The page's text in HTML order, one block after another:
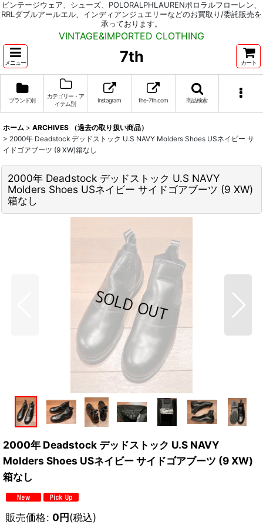
ビンテージウェア、シューズ、POLORALPHLAURENポロラルフローレン、
RRLダブルアールエル、インディアンジュエリーなどのお買取り/委託販売を
承っております。
VINTAGE&IMPORTED CLOTHING
メニュー 7th カート
ブランド別
カテゴリー・ア
イテム別
Instagram the-7th.com 商品検索
ホーム > ARCHIVES （過去の取り扱い商品）
> 2000年 Deadstock デッドストック U.S NAVY Molders Shoes USネイビー サ
イドゴアブーツ (9 XW)箱なし
2000年 Deadstock デッドストック U.S NAVY
Molders Shoes USネイビー サイドゴアブーツ (9 XW)
箱なし
2000年 Deadstock デッドストック U.S NAVY
Molders Shoes USネイビー サイドゴアブーツ (9 XW)
箱なし
販売価格: 0円(税込)